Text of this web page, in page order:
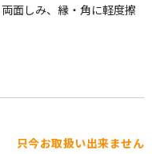
面しみ、縁・角に軽度擦
只今お取扱い出来ません